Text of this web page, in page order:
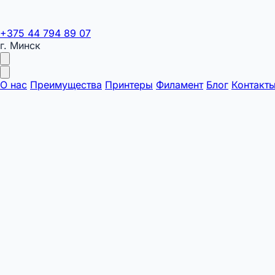
+375 44 794 89 07
г. Минск
О нас Преимущества Принтеры Филамент Блог